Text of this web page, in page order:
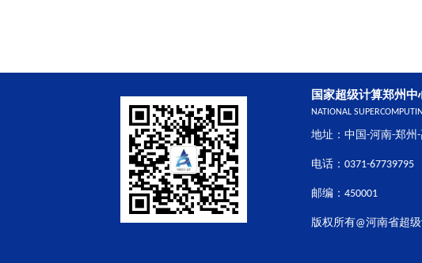
国家超级计算郑州中
NATIONAL
地址：中国-河南-郑州
电话：0371-67739795
邮编：450001
版权所有@河南省超